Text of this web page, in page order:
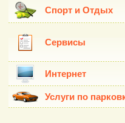
Спорт и Отдых
Сервисы
Интернет
Услуги по